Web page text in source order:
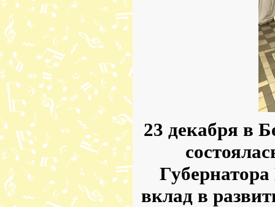
23 декабря в
вклад в